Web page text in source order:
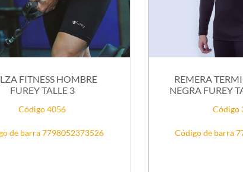
FITNESS HOMBRE
FUREY TALLE 3
Código 4056
de barra 7798052373526
REMERA
NEGRA FUREY
Código
Código de barra